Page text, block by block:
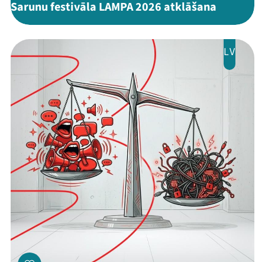
Sarunu festivāla LAMPA 2026 atklāšana
LV